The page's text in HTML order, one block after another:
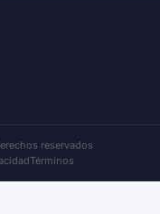
reservados
Términos